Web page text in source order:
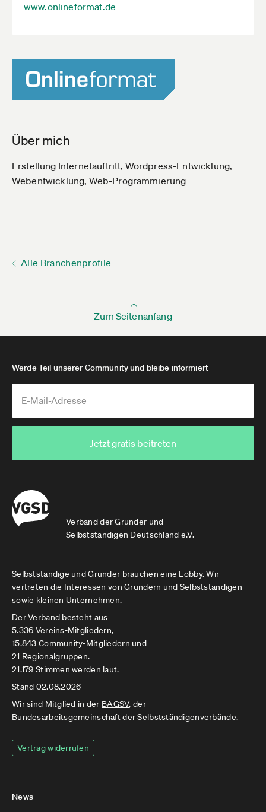
www.onlineformat.de
Über mich
Erstellung Internetauftritt, Wordpress-Entwicklung,
Webentwicklung, Web-Programmierung
Alle Branchenprofile
Zum Seitenanfang
Verband der Gründer und
Selbstständigen Deutschland e.V.
Werde Teil unserer Community und bleibe informiert
Jetzt gratis beitreten
Selbstständige und Gründer brauchen eine Lobby. Wir
vertreten die Interessen von Gründern und Selbstständigen
sowie kleinen Unternehmen.
Der Verband besteht aus
5.336 Vereins-Mitgliedern,
15.843 Community-Mitgliedern und
21 Regionalgruppen.
21.179 Stimmen werden laut.
Stand 02.08.2026
Wir sind Mitglied in der BAGSV, der
Bundesarbeitsgemeinschaft der Selbstständigenverbände.
Vertrag widerrufen
News